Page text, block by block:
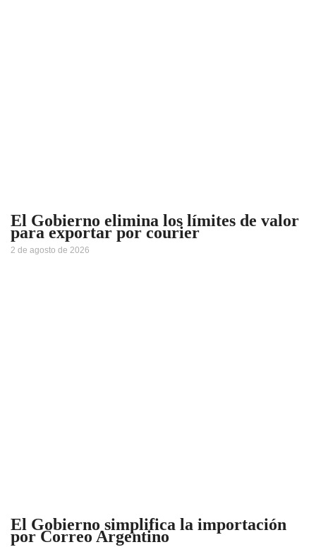
El Gobierno elimina los límites de valor
para exportar por courier
2 de agosto de 2026
El Gobierno simplifica la importación
por Correo Argentino